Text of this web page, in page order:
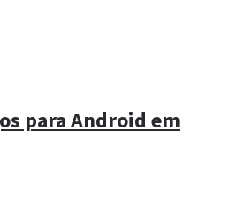
para Android em